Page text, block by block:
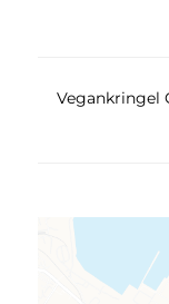
Vegankringel